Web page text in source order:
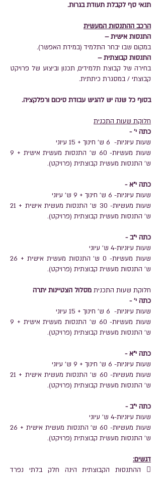
תנאי סף לקבלת תעודת בגרות.
הרכב ההתנסות המעשית
התנסות אישית –
במקום שבו יבחר התלמיד (במידת האפשר).
התנסות קבוצתית –
בחירה של קבוצת תלמידים, תכנון וביצוע של פרויקט
קבוצתי / במסגרת כיתתית.
בסוף כל שנה יש להגיש עבודת סיכום ורפלקציה.
חלוקת שעות התכנית
כתה י' -
שעות עיוניות- 6 ש' חינוך + 15 עיוני
שעות מעשיות- 60 ש' התנסות מעשית אישית + 9
ש' התנסות מעשית קבוצתית (פרויקט).
כתה י"א -
שעות עיוניות- 6 ש' חינוך + 9 ש' עיוני
שעות מעשיות- 30 ש' התנסות מעשית אישית + 21
ש' התנסות מעשית קבוצתית (פרויקט).
כתה י"ב -
שעות עיוניות-4 ש' עיוני
שעות מעשיות- 0 ש' התנסות מעשית אישית + 26
ש' התנסות מעשית קבוצתית (פרויקט).
חלוקת שעות התכנית מסלול הצטיינות יתרה
כתה י' -
שעות עיוניות- 6 ש' חינוך + 15 עיוני
שעות מעשיות- 60 ש' התנסות מעשית אישית + 9
ש' התנסות מעשית קבוצתית (פרויקט).
כתה י"א -
שעות עיוניות- 6 ש' חינוך + 9 ש' עיוני
שעות מעשיות- 60 ש' התנסות מעשית אישית + 21
ש' התנסות מעשית קבוצתית (פרויקט).
כתה י"ב -
שעות עיוניות-4 ש' עיוני
שעות מעשיות- 60 ש' התנסות מעשית אישית + 26
ש' התנסות מעשית קבוצתית (פרויקט).
דגשים:
 ההתנסות הקבוצתית הינה חלק בלתי נפרד